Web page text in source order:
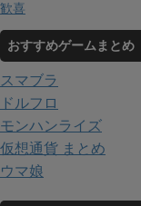
歓喜
おすすめゲームまとめ
スマブラ
ドルフロ
モンハンライズ
仮想通貨 まとめ
ウマ娘